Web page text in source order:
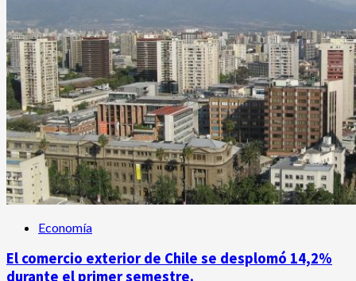
Economía
El comercio exterior de Chile se desplomó 14,2%
durante el primer semestre.